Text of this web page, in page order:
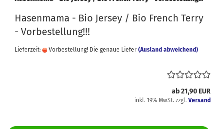
Hasenmama - Bio Jersey / Bio French Terry
- Vorbestellung!!!
Lieferzeit: Vorbestellung! Die genaue Liefer (Ausland abweichend)
ab 21,90 EUR
inkl. 19% MwSt. zzgl. Versand